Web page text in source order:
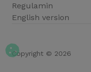
Regulamin
English version
Copyright © 2026